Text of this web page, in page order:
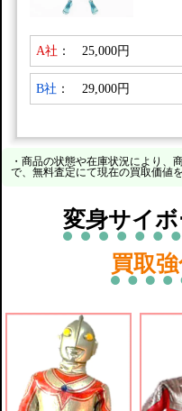
A社 ： 25,000円
B社 ： 29,000円
・商品の状態や在庫状況により、
で、無料査定にて現在の買取価値
変身サイ
買取